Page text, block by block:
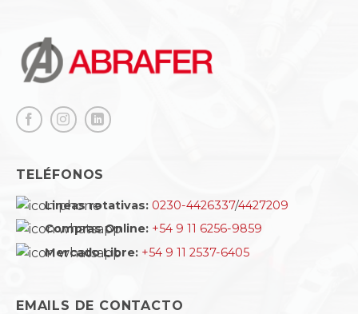
TELÉFONOS
Lineas rotativas: 0230-4426337/4427209
Compras Online: +54 9 11 6256-9859
Mercado Libre: +54 9 11 2537-6405
EMAILS DE CONTACTO